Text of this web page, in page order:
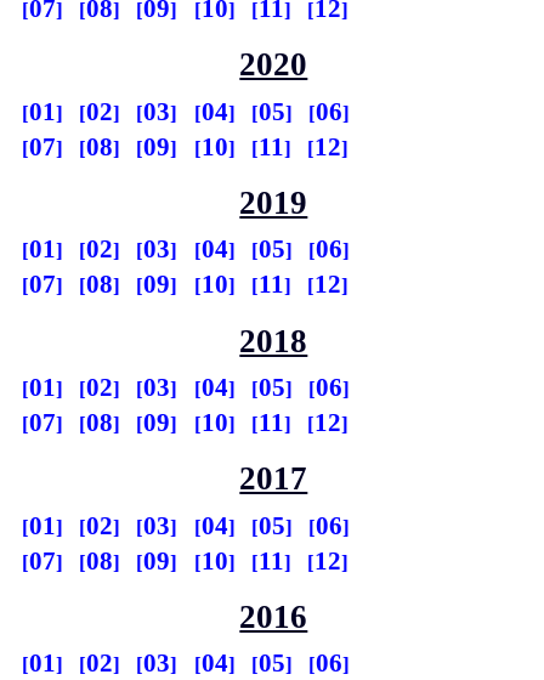
07 08 09 10 11 12
2020
01 02 03 04 05
06
07
08 09 10 11 12
2019
01 02 03 04 05
06
07
08 09 10 11 12
2018
01 02 03 04 05
06
07
08 09 10 11 12
2017
01 02 03 04 05
06
07
08 09 10 11 12
2016
01 02 03 04 05
06